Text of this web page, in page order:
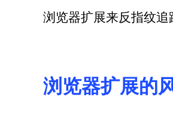
浏览器扩展来反指纹追
浏览器扩展的